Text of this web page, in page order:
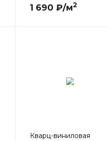
1 690 ₽/м2
Кварц-виниловая